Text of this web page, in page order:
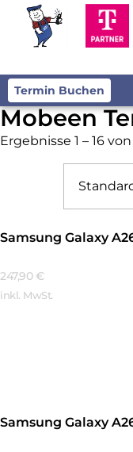
Termin Buchen
Mobeen
Ergebnisse 1 – 16
Samsung Galaxy
247,90 €
inkl. MwSt.
Samsung Galaxy